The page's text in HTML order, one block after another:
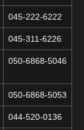
045-222-6222
045-311-6226
050-6868-5046
050-6868-5053
044-520-0136